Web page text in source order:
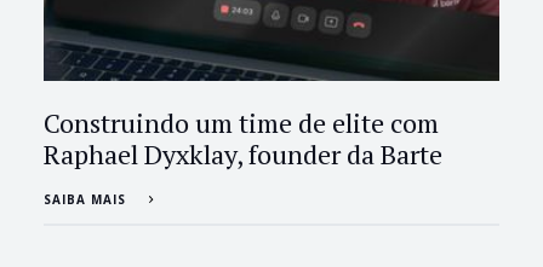
Construindo um time de elite com
Raphael Dyxklay, founder da Barte
SAIBA MAIS